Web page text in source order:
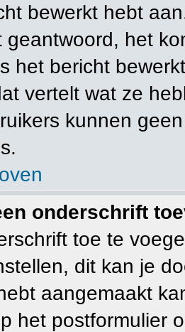
bewerkt hebt
geantwoord, het
het bericht
vertelt wat ze
kunnen
onderschrift
toe te
dit kan je
aangemaakt
het postformulier